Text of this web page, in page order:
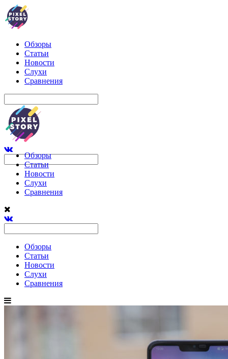
Обзоры
Статьи
Новости
Слухи
Сравнения
Обзоры
Статьи
Новости
Слухи
Сравнения
Обзоры
Статьи
Новости
Слухи
Сравнения